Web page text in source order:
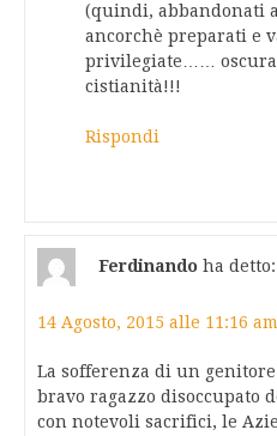
(quindi, abbandonati
ancorchè preparati e
privilegiate……
cistianità!!!
Rispondi
Ferdinando ha detto:
14 Agosto, 2015 alle 11:16 am
La sofferenza di un
bravo ragazzo disoccupato
con notevoli sacrifici, le